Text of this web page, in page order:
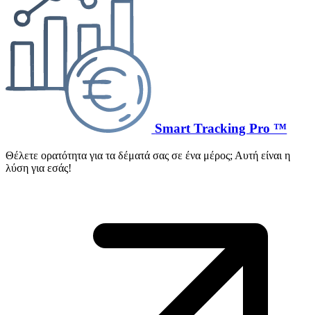
Smart Tracking Pro ™
Θέλετε ορατότητα για τα δέματά σας σε ένα μέρος; Αυτή είναι η
λύση για εσάς!